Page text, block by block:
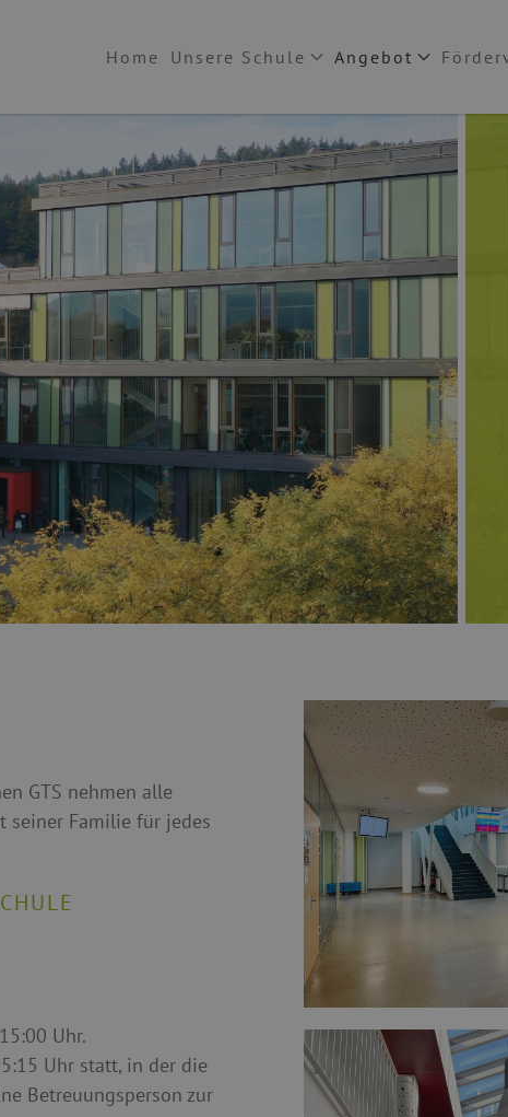
Home Unsere Schule Angebot
GTS nehmen alle
seiner Familie für jedes
Uhr.
Uhr statt, in der die
Betreuungsperson zur